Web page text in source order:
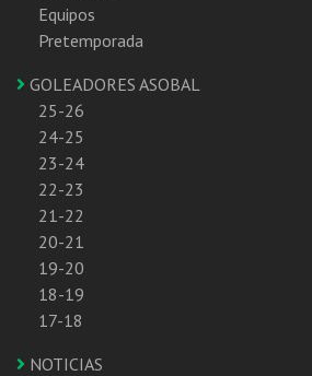
Equipos
Pretemporada
GOLEADORES ASOBAL
25-26
24-25
23-24
22-23
21-22
20-21
19-20
18-19
17-18
NOTICIAS